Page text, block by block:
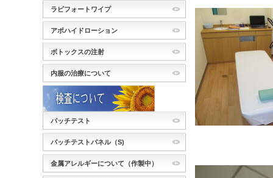
ラピフォートワイプ
アポハイドローション
ボトックスの注射
内服の治療について
パッチテスト
パッチテストパネル（S)
金属アレルギーについて（作製中）